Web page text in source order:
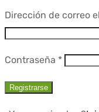
Dirección de correo
Contraseña *
Registrarse